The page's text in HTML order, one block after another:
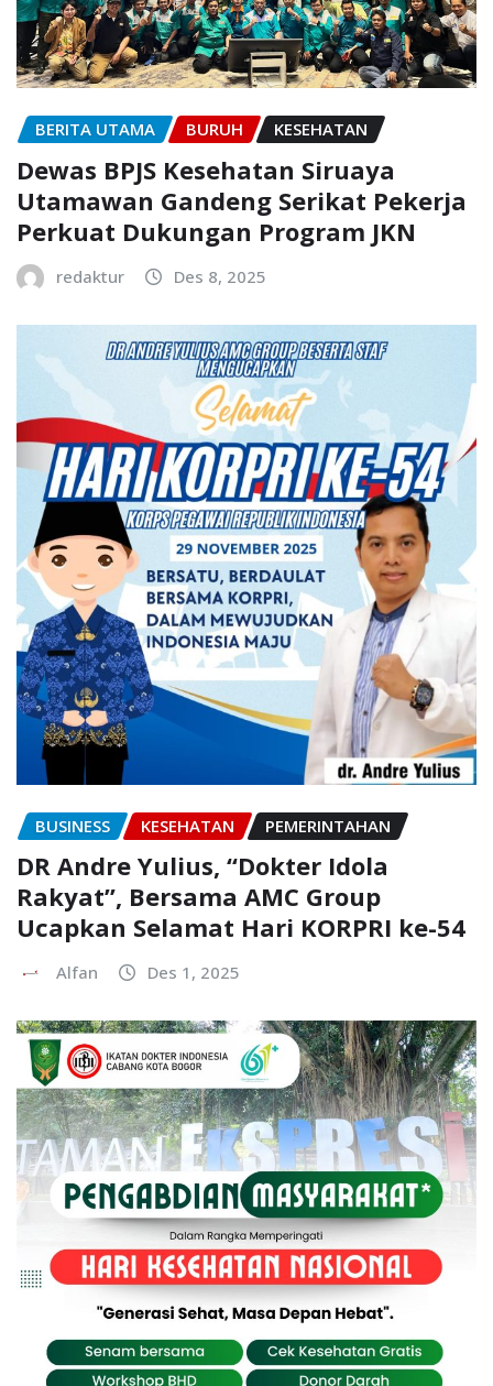
BERITA UTAMA BURUH KESEHATAN
Dewas BPJS Kesehatan Siruaya
Utamawan Gandeng Serikat Pekerja
Perkuat Dukungan Program JKN
redaktur Des 8, 2025
BUSINESS KESEHATAN PEMERINTAHAN
DR Andre Yulius, “Dokter Idola
Rakyat”, Bersama AMC Group
Ucapkan Selamat Hari KORPRI ke-54
Alfan Des 1, 2025